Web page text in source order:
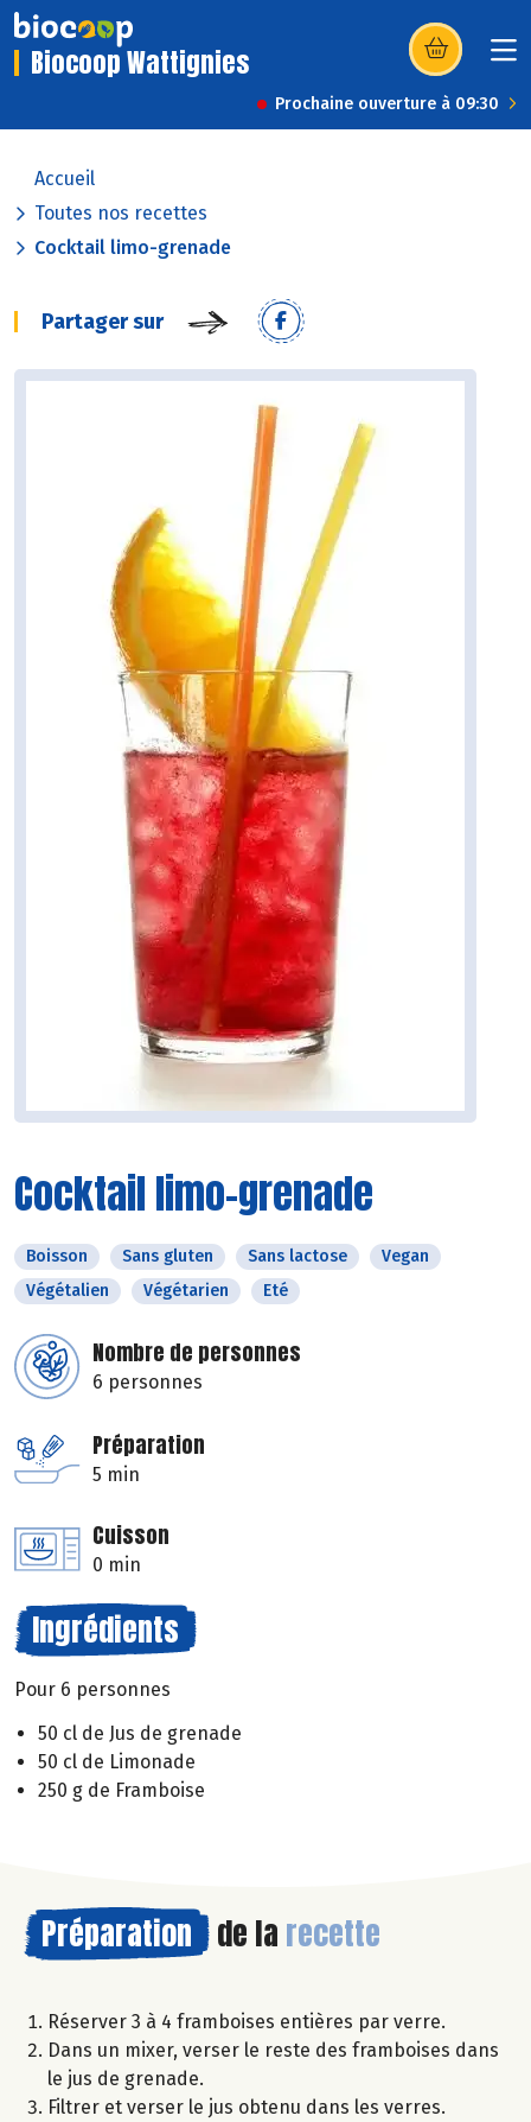
Biocoop Wattignies (s’ouvre dans
Prochaine ouverture à 09:30
Accueil
Toutes nos recettes
Cocktail limo-grenade
Partager sur
Cocktail limo-grenade
Boisson Sans gluten Sans lactose
Vegan
Végétalien
Végétarien Eté
Nombre de personnes
6 personnes
Préparation
5 min
Cuisson
0 min
Ingrédients
Pour 6 personnes
50 cl de Jus de grenade
50 cl de Limonade
250 g de Framboise
Préparation de la recette
Réserver 3 à 4 framboises entières par verre.
Dans un mixer, verser le reste des framboises dans
le jus de grenade.
Filtrer et verser le jus obtenu dans les verres.